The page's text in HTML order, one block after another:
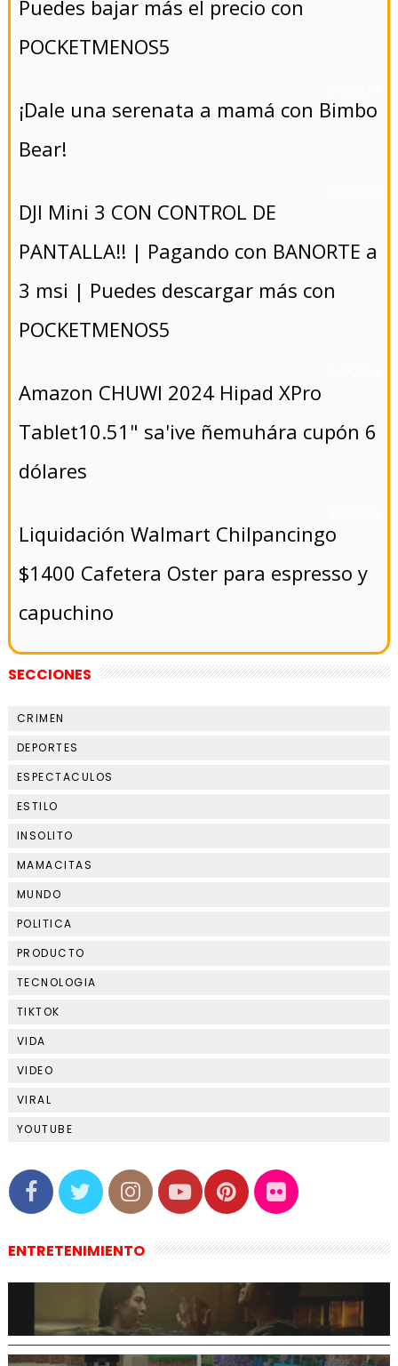
Puedes bajar más el precio con
POCKETMENOS5
¡Dale una serenata a mamá con Bimbo
Bear!
DJI Mini 3 CON CONTROL DE
PANTALLA!! | Pagando con BANORTE a
3 msi | Puedes descargar más con
POCKETMENOS5
Amazon CHUWI 2024 Hipad XPro
Tablet10.51" sa'ive ñemuhára cupón 6
dólares
Liquidación Walmart Chilpancingo
$1400 Cafetera Oster para espresso y
capuchino
SECCIONES
CRIMEN
DEPORTES
ESPECTACULOS
ESTILO
INSOLITO
MAMACITAS
MUNDO
POLITICA
PRODUCTO
TECNOLOGIA
TIKTOK
VIDA
VIDEO
VIRAL
YOUTUBE
ENTRETENIMIENTO